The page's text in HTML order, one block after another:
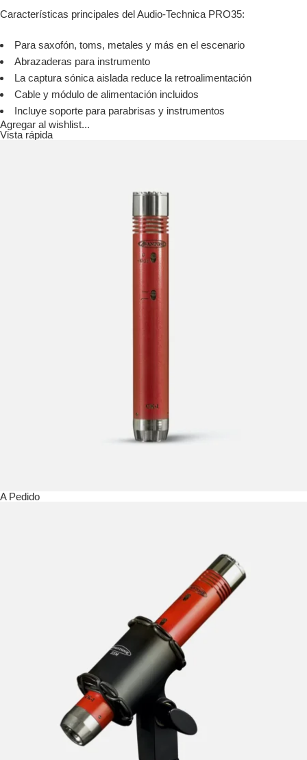
Características principales del Audio-Technica PRO35:
Para saxofón, toms, metales y más en el escenario
Abrazaderas para instrumento
La captura sónica aislada reduce la retroalimentación
Cable y módulo de alimentación incluidos
Incluye soporte para parabrisas y instrumentos
Agregar al wishlist...
Vista rápida
A Pedido